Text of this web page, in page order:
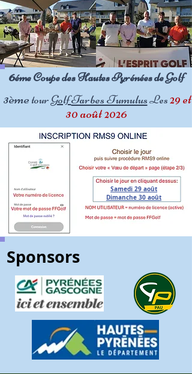
6éme Coupe des Hautes Pyrénéesde Golf
3ème tourGolfTarbes TumulusLes29 et
30 août 2026
Samedi 29 août
Dimanche 30 août
Sponsors